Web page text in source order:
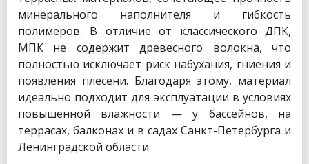
минерального наполнителя и гибкость
полимеров. В отличие от классического ДПК,
МПК не содержит древесного волокна, что
полностью исключает риск набухания, гниения и
появления плесени. Благодаря этому, материал
идеально подходит для эксплуатации в условиях
повышенной влажности — у бассейнов, на
террасах, балконах и в садах Санкт-Петербурга и
Ленинградской области.